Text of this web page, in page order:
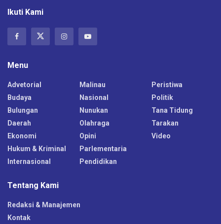
Ikuti Kami
Menu
Advetorial
Budaya
Bulungan
Daerah
Ekonomi
Hukum & Kriminal
Internasional
Malinau
Nasional
Nunukan
Olahraga
Opini
Parlementaria
Pendidikan
Peristiwa
Politik
Tana Tidung
Tarakan
Video
Tentang Kami
Redaksi & Manajemen
Kontak